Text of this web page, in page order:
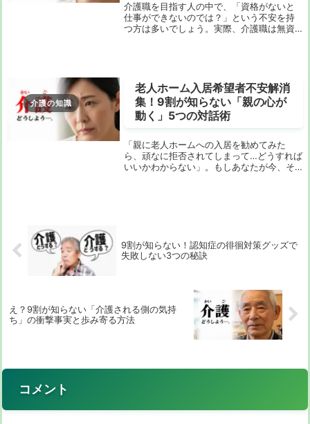
介護職を目指す人の中で、「資格がないと
仕事ができないのでは？」という不安を持
つ方は多いでしょう。実際、介護職は無資
介護の知識
老人ホーム入居希望者不安解消
集！9割が知らない「親の心が
動く」5つの対話術
「親に老人ホームへの入居を勧めてみた
ら、頑なに拒否されてしまって…どうすれば
いいかわからない」。もしあなたが今、そ
9割が知らない！認知症の徘徊対策グッズで
失敗しない3つの秘訣
え？9割が知らない「介護される側の気持
ち」の衝撃事実と歩み寄る方法
コメント